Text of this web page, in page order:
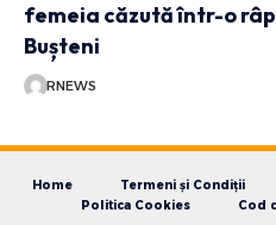
femeia căzută într-o
Bușteni
RNEWS
Home Termeni și Condiții
Politica Cookies
Cod